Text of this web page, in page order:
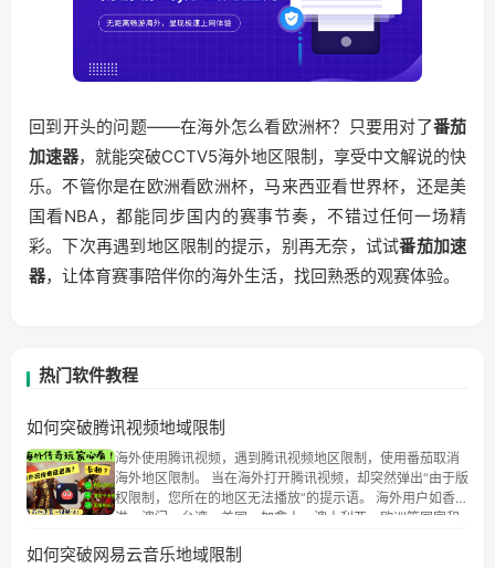
回到开头的问题——在海外怎么看欧洲杯？只要用对了番茄
加速器，就能突破CCTV5海外地区限制，享受中文解说的快
乐。不管你是在欧洲看欧洲杯，马来西亚看世界杯，还是美
国看NBA，都能同步国内的赛事节奏，不错过任何一场精
彩。下次再遇到地区限制的提示，别再无奈，试试番茄加速
器，让体育赛事陪伴你的海外生活，找回熟悉的观赛体验。
热门软件教程
如何突破腾讯视频地域限制
海外使用腾讯视频，遇到腾讯视频地区限制，使用番茄取消
海外地区限制。 当在海外打开腾讯视频，却突然弹出“由于版
权限制，您所在的地区无法播放”的提示语。 海外用户如香
港、澳门、台湾、美国、加拿大、澳大利亚、欧洲等国家和
权限制问题，且仅能在中国大陆地区播放。 遇到这个问题的
如何突破网易云音乐地域限制